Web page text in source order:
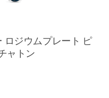
ロジウムプレート ピ
ャトン